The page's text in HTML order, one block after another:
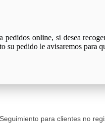
online, si desea
pedido le avisaremos para
Seguimiento para clientes no